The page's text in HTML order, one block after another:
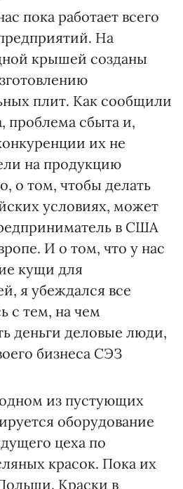
пока работает всего
На
крышей созданы
плит. Как сообщили
проблема сбыта и,
их не
на продукцию
о том, чтобы делать
условиях, может
в США
И о том, что у нас
кущи для
я убеждался все
с тем, на чем
деньги деловые люди,
бизнеса СЭЗ
из пустующих
оборудование
цеха по
красок. Пока их
Краски в